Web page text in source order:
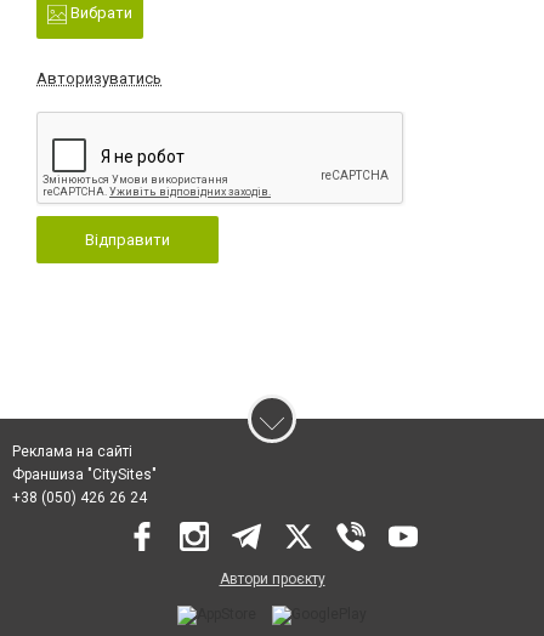
Вибрати
Авторизуватись
Відправити
Реклама на сайті
Франшиза "CitySites"
+38 (050) 426 26 24
Автори проєкту